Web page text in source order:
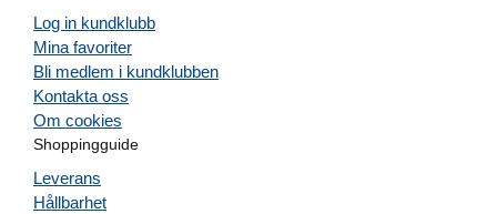
Log in kundklubb
Mina favoriter
Bli medlem i kundklubben
Kontakta oss
Om cookies
Shoppingguide
Leverans
Hållbarhet